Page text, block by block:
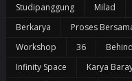
Studipanggung
Milad
Berkarya
Proses
Workshop
36
Infinity Space
Karya